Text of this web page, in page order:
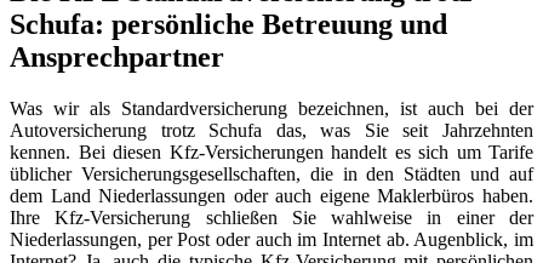
Schufa: persönliche Betreuung und
Ansprechpartner
Was wir als Standardversicherung bezeichnen, ist auch bei der
Autoversicherung trotz Schufa das, was Sie seit Jahrzehnten
kennen. Bei diesen Kfz-Versicherungen handelt es sich um Tarife
üblicher Versicherungsgesellschaften, die in den Städten und auf
dem Land Niederlassungen oder auch eigene Maklerbüros haben.
Ihre Kfz-Versicherung schließen Sie wahlweise in einer der
Niederlassungen, per Post oder auch im Internet ab. Augenblick, im